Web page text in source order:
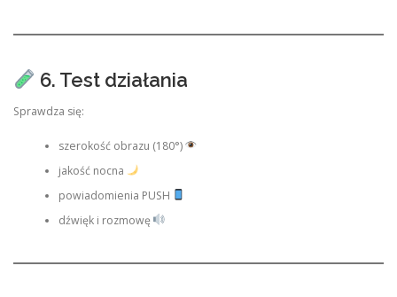
6. Test działania
Sprawdza się:
szerokość obrazu (180°)
jakość nocna
powiadomienia PUSH
dźwięk i rozmowę